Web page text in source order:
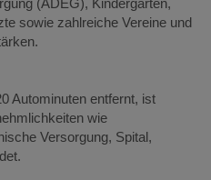
(ADEG), Kindergarten,
sowie zahlreiche Vereine und
Autominuten entfernt, ist
wie
Versorgung, Spital,